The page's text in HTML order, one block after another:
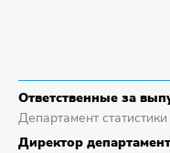
Ответственные за
Департамент
Директор